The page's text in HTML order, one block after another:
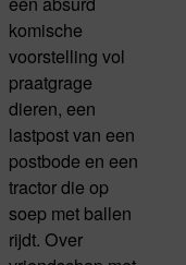
komische
voorstelling vol
praatgrage
dieren, een
lastpost van een
postbode en een
tractor die op
soep met ballen
rijdt. Over